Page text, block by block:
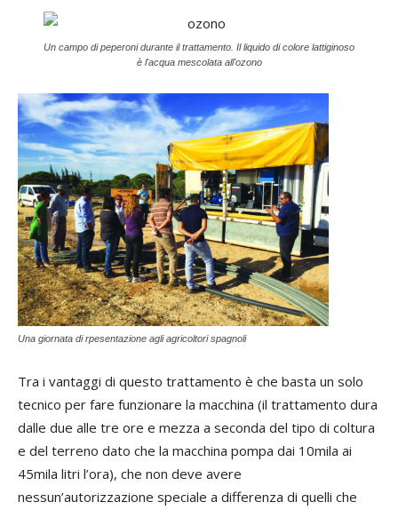
Un campo di peperoni durante il trattamento. Il liquido di colore lattiginoso
è l'acqua mescolata all'ozono
Una giornata di rpesentazione agli agricoltori spagnoli
Tra i vantaggi di questo trattamento è che basta un solo
tecnico per fare funzionare la macchina (il trattamento dura
dalle due alle tre ore e mezza a seconda del tipo di coltura
e del terreno dato che la macchina pompa dai 10mila ai
45mila litri l’ora), che non deve avere
nessun’autorizzazione speciale a differenza di quelli che